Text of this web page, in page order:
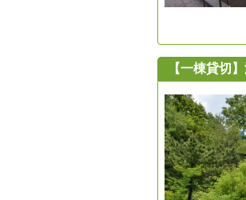
【一棟貸切